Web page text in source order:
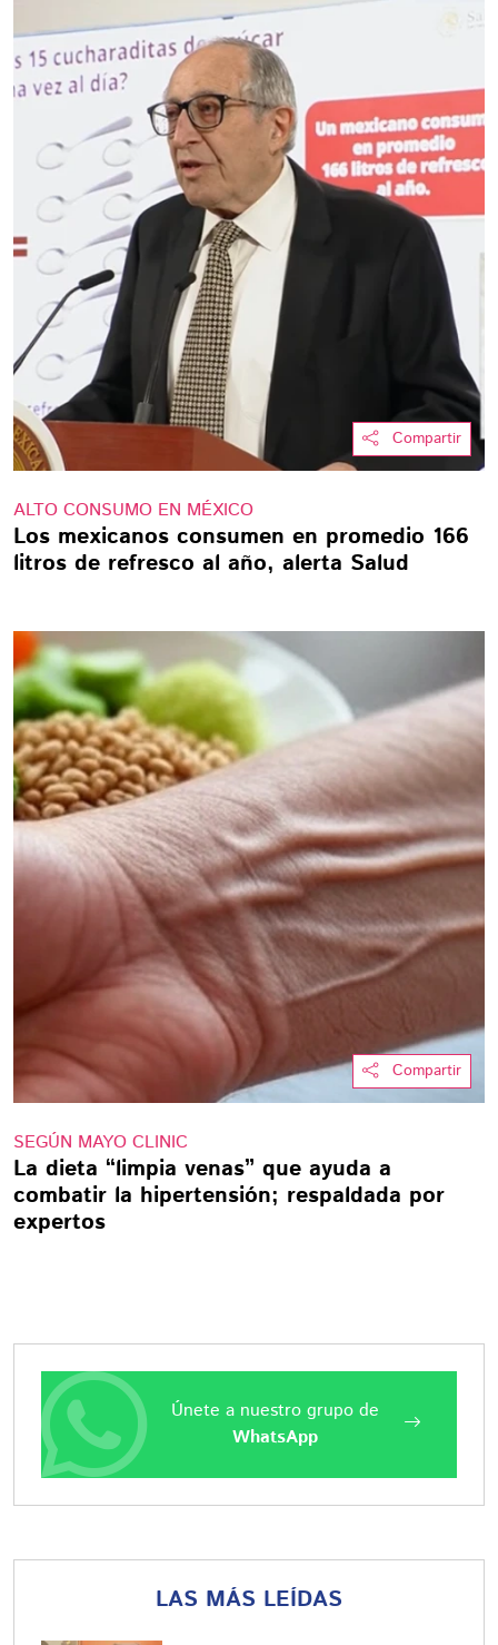
Compartir
ALTO CONSUMO EN MÉXICO
Los mexicanos consumen en promedio 166
litros de refresco al año, alerta Salud
Compartir
SEGÚN MAYO CLINIC
La dieta “limpia venas” que ayuda a
combatir la hipertensión; respaldada por
expertos
Únete a nuestro grupo de
WhatsApp
LAS MÁS LEÍDAS